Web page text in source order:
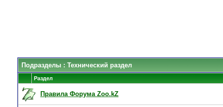
Подразделы : Технический раздел
Раздел
Правила Форума Zoo.kZ